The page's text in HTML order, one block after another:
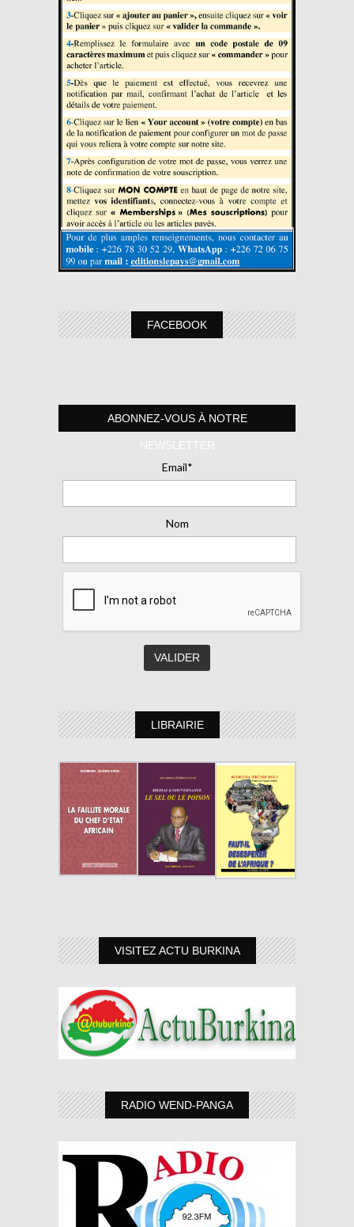
FACEBOOK
ABONNEZ-VOUS À NOTRE
NEWSLETTER
Email*
Nom
LIBRAIRIE
VISITEZ ACTU BURKINA
RADIO WEND-PANGA